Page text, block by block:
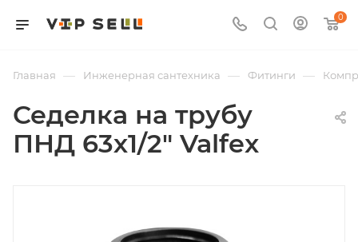
0
Главная — Инженерная сантехника — Фитинги —
Седелка на трубу
ПНД 63х1/2" Valfex